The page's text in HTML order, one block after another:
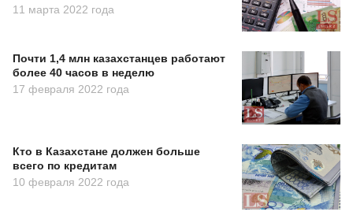
11 марта 2022 года
Почти 1,4 млн казахстанцев работают
более 40 часов в неделю
17 февраля 2022 года
Кто в Казахстане должен больше
всего по кредитам
10 февраля 2022 года